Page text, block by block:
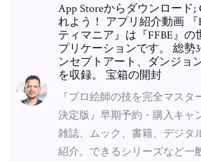
App Storeからダウンロード;
れよう！ アプリ紹介動画 『
ティマニア』は『FFBE』
プリケーションです。 総勢
ンセプトアート、ダンジョ
を収録。 宝箱の開封
『プロ絵師の技を完全マス
決定版』早期予約・購入キャ
雑誌、ムック、書籍、デジタ
紹介。できるシリーズなど一